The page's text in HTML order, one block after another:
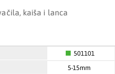
kaiša i lanca
501101
5-15mm